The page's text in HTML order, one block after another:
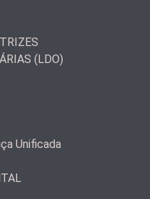
(LDO)
Unificada